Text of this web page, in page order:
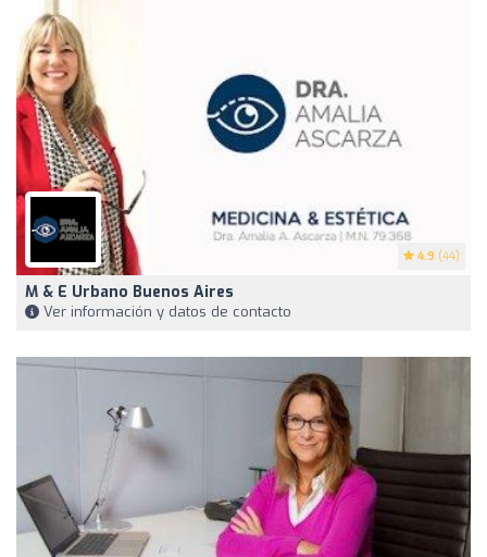
4.9 (44)
M & E Urbano Buenos Aires
Ver información y datos de contacto